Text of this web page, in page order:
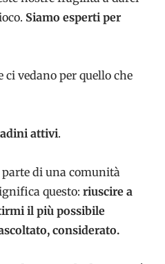
Siamo esperti per
ci vedano per quello che
attivi.
parte di una comunità
questo: riuscire a
il più possibile
considerato.